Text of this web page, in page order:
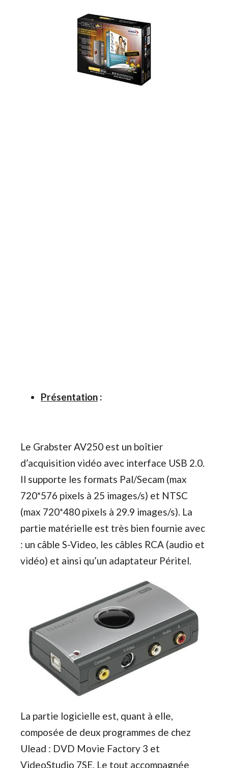
Présentation :
Le Grabster AV250 est un boîtier
d’acquisition vidéo avec interface USB 2.0.
Il supporte les formats Pal/Secam (max
720*576 pixels à 25 images/s) et NTSC
(max 720*480 pixels à 29.9 images/s). La
partie matérielle est très bien fournie avec
: un câble S-Video, les câbles RCA (audio et
vidéo) et ainsi qu’un adaptateur Péritel.
La partie logicielle est, quant à elle,
composée de deux programmes de chez
Ulead : DVD Movie Factory 3 et
VideoStudio 7SE. Le tout accompagnée